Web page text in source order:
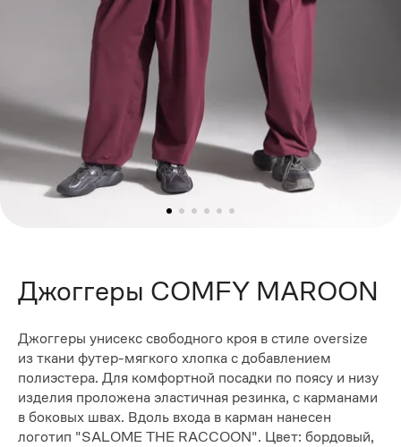
Джоггеры COMFY MAROON
Джоггеры унисекс свободного кроя в стиле oversize
из ткани футер-мягкого хлопка с добавлением
полиэстера. Для комфортной посадки по поясу и низу
изделия проложена эластичная резинка, с карманами
в боковых швах. Вдоль входа в карман нанесен
логотип "SALOME THE RACCOON". Цвет: бордовый,